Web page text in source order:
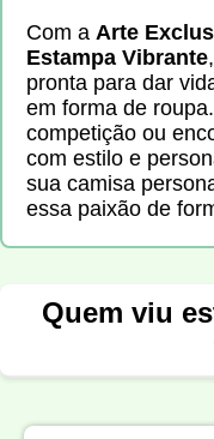
Com a Arte
Estampa Vibrante
pronta para dar
em forma de
competição ou
com estilo e
sua camisa
essa paixão de
Quem viu